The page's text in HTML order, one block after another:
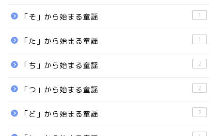
「そ」から始まる童謡 1
「た」から始まる童謡 1
「ち」から始まる童謡 2
「つ」から始まる童謡 2
「ど」から始まる童謡 2